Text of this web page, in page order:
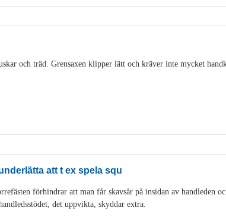
och träd. Grensaxen klipper lätt och kräver inte mycket
att t ex spela squ
förhindrar att man får skavsår på insidan av handleden
det uppvikta, skyddar extra.